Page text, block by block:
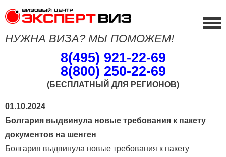
НУЖНА ВИЗА? МЫ ПОМОЖЕМ!
8(495) 921-22-69
8(800) 250-22-69
(БЕСПЛАТНЫЙ ДЛЯ РЕГИОНОВ)
01.10.2024
Болгария выдвинула новые требования к пакету
документов на шенген
Болгария выдвинула новые требования к пакету